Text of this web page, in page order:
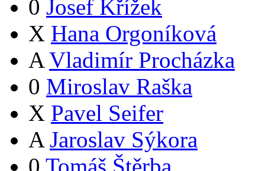
0 Josef Křížek
X Hana Orgoníková
A Vladimír Procházka
0 Miroslav Raška
X Pavel Seifer
A Jaroslav Sýkora
0 Tomáš Štěrba